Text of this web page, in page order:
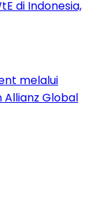
di Indonesia,
melalui
Global